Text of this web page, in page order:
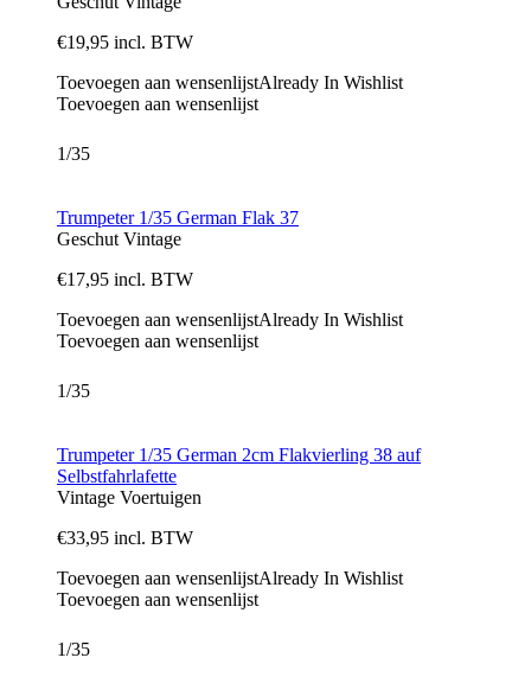
€19,95 incl. BTW
Toevoegen aan wensenlijstAlready In Wishlist
Toevoegen aan wensenlijst
1/35
Trumpeter 1/35 German Flak 37
Geschut Vintage
€17,95 incl. BTW
Toevoegen aan wensenlijstAlready In Wishlist
Toevoegen aan wensenlijst
1/35
Trumpeter 1/35 German 2cm Flakvierling 38 auf
Selbstfahrlafette
Vintage Voertuigen
€33,95 incl. BTW
Toevoegen aan wensenlijstAlready In Wishlist
Toevoegen aan wensenlijst
1/35